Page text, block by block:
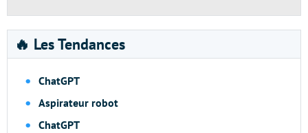
🔥 Les Tendances
ChatGPT
Aspirateur robot
ChatGPT